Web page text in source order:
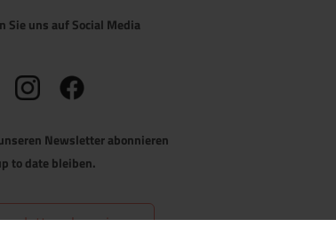
Sie uns auf Social Media
(öffnet in neuem Tab)
(öffnet in neuem Tab)
(öffnet in neuem Tab)
Newsletter abonnieren
to date bleiben.